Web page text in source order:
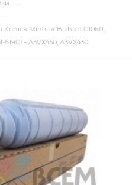
—
—
Konica Minolta Bizhub C1060,
- A3VX450, A3VX430